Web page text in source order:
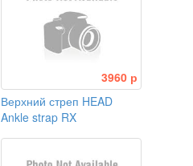
3960 р
Верхний стреп HEAD
Ankle strap RX